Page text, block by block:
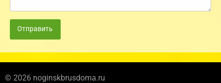
Отправить
© 2026 noginskbrusdoma.ru